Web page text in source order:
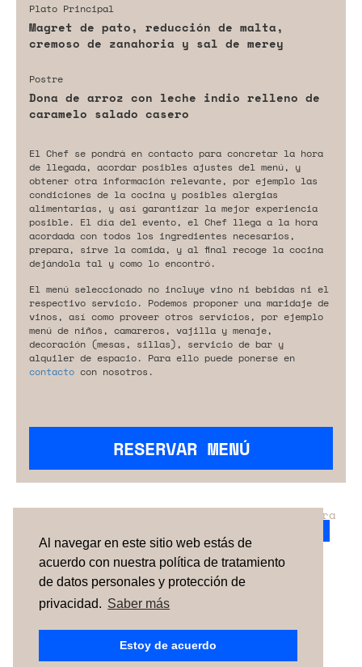
Al navegar en este sitio web estás de
acuerdo con nuestra política de tratamiento
de datos personales y protección de
privacidad. Saber más
Estoy de acuerdo
Plato Principal
Magret de pato, reducción de malta,
cremoso de zanahoria y sal de merey
Postre
Dona de arroz con leche indio relleno de
caramelo salado casero
El Chef se pondrá en contacto para concretar la hora
de llegada, acordar posibles ajustes del menú, y
obtener otra información relevante, por ejemplo las
condiciones de la cocina y posibles alergias
alimentarias, y así garantizar la mejor experiencia
posible. El día del evento, el Chef llega a la hora
acordada con todos los ingredientes necesarios,
prepara, sirve la comida, y al final recoge la cocina
dejándola tal y como lo encontró.
El menú seleccionado no incluye vino ni bebidas ni el
respectivo servicio. Podemos proponer una maridaje de
vinos, así como proveer otros servicios, por ejemplo
menú de niños, camareros, vajilla y menaje,
decoración (mesas, sillas), servicio de bar y
alquiler de espacio. Para ello puede ponerse en
contacto con nosotros.
RESERVAR MENÚ
¿No has encontrado el servicio perfecto para
TÉRMINOS Y CONDICIONES
SOBRE NOSOTROS
CÓMO FUNCIONA
CONTACTO
ESPAÑA| PORTUGAL | UNITED KINGDOM